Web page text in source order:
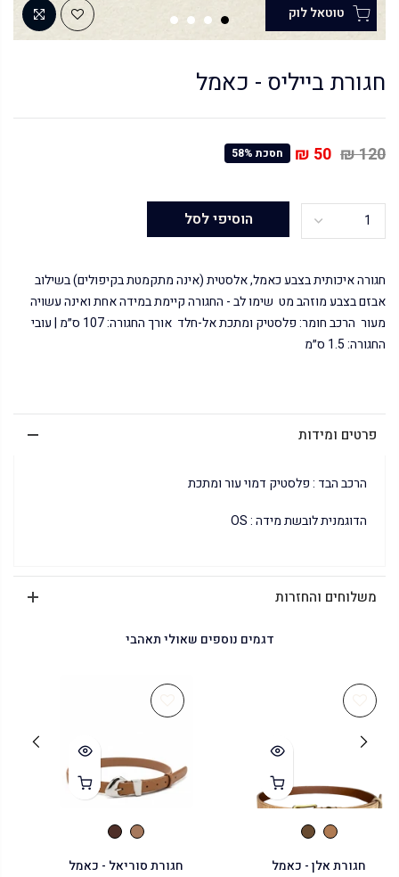
חגורת בייליס - כאמל
120 ₪
50 ₪ חסכת 58%
הוסיפי לסל
חגורה איכותית בצבע כאמל, אלסטית (אינה מתקמטת בקיפולים) בשילוב
אבזם בצבע מוזהב מט שימו לב - החגורה קיימת במידה אחת ואינה עשויה
מעור הרכב חומר: פלסטיק ומתכת אל-חלד אורך החגורה: 107 ס״מ | עובי
החגורה: 1.5 ס״מ
פרטים ומידות
הרכב הבד : פלסטיק דמוי עור ומתכת
הדוגמנית לובשת מידה : OS
משלוחים והחזרות
דגמים נוספים שאולי תאהבי
חגורת אלן - כאמל
חגורת סוריאל - כאמל